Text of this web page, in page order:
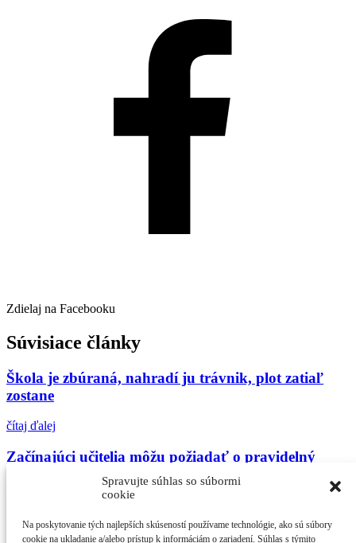
Spravujte súhlas so súbormi
cookie
Na poskytovanie tých najlepších skúseností používame technológie, ako sú súbory
cookie na ukladanie a/alebo prístup k informáciám o zariadení. Súhlas s týmito
Zdielaj na Facebooku
Súvisiace články
Škola je zbúraná, nahradí ju trávnik, plot zatiaľ
zostane
čítaj ďalej
Začínajúci učitelia môžu požiadať o pravidelný
príspevok na bývanie
Radnica rozhodla o termíne otvorenia škôlok a